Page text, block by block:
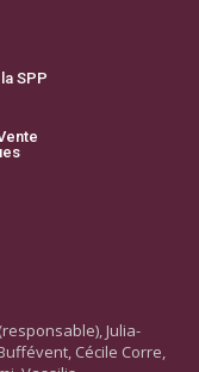
SPP
Julia-
Cécile Corre,